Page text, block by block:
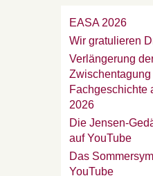
EASA 2026
Wir gratulieren
Verlängerung
Zwischentagung
Fachgeschichte
2026
Die Jensen-
auf YouTube
Das
YouTube